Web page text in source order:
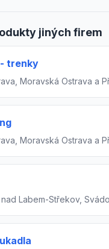
jiných firem
trenky
Moravská Ostrava a
Moravská Ostrava a
nad Labem-Střekov,